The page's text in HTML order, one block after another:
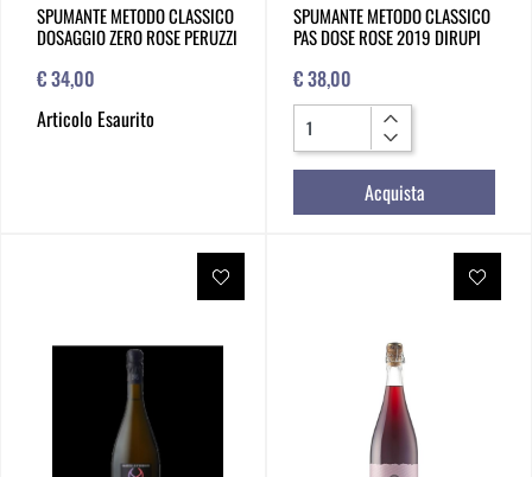
SPUMANTE METODO CLASSICO
DOSAGGIO ZERO ROSE PERUZZI
€ 34,00
Articolo Esaurito
SPUMANTE METODO CLASSICO
PAS DOSE ROSE 2019 DIRUPI
€ 38,00
Quantità
Acquista